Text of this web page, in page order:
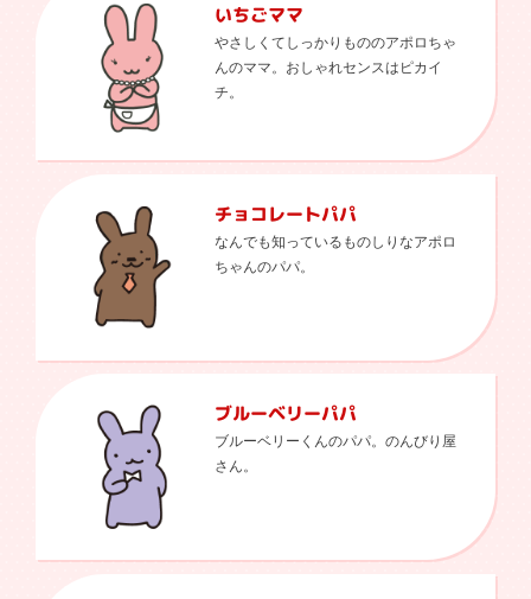
いちごママ
やさしくてしっかりもののアポロちゃ
んのママ。おしゃれセンスはピカイ
チ。
チョコレートパパ
なんでも知っているものしりなアポロ
ちゃんのパパ。
ブルーベリーパパ
ブルーベリーくんのパパ。のんびり屋
さん。